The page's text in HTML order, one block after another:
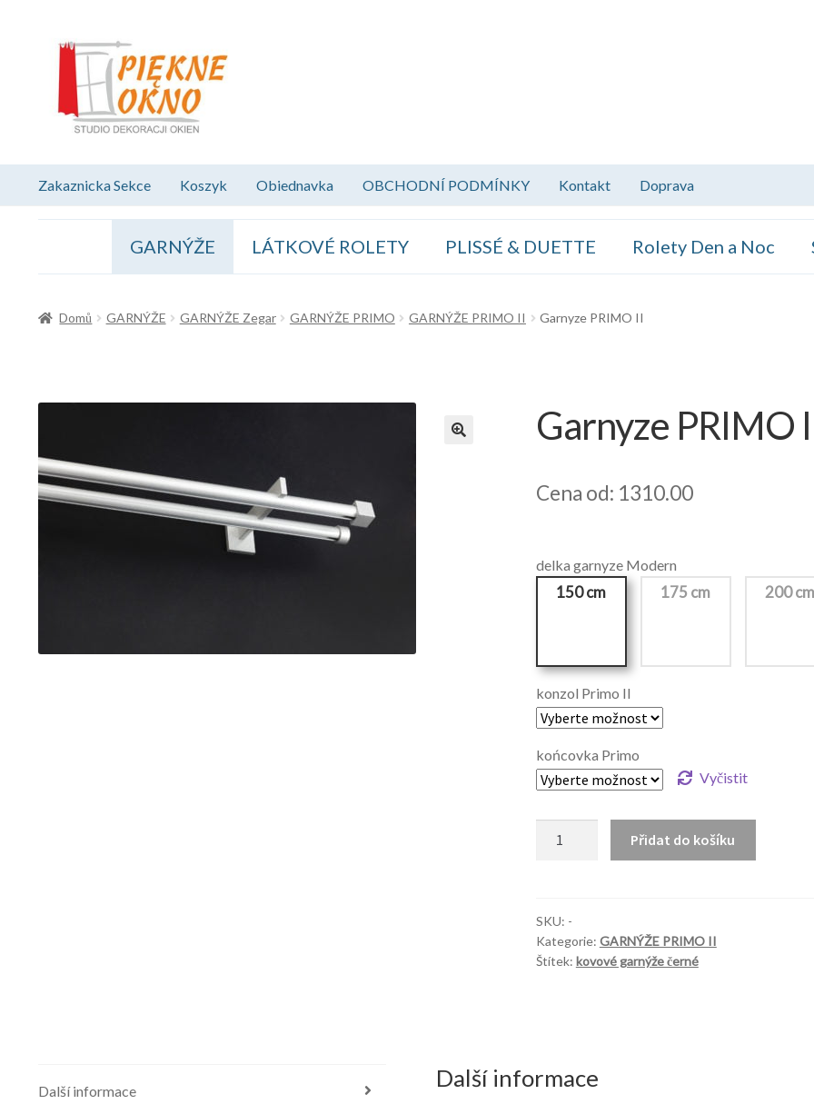
Přeskočit
navigaci
Přejít
obsahu
webu
Zakaznicka Sekce Koszyk Obiednavka OBCHODNÍ PODMÍNKY Kontakt Doprava
GARNÝŽE LÁTKOVÉ ROLETY PLISSÉ & DUETTE Rolety Den a Noc
Domů GARNÝŽE GARNÝŽE Zegar GARNÝŽE PRIMO GARNÝŽE PRIMO II Garnyze PRIMO II
Garnyze PRIMO
Cena od: 1310.00
delka garnyze Modern
150 cm 175 cm 200 cm
konzol Primo II
końcovka Primo
Vyčistit
Přidat do košíku
SKU: -
Kategorie: GARNÝŽE PRIMO II
Štítek: kovové garnýže černé
Další informace Další informace